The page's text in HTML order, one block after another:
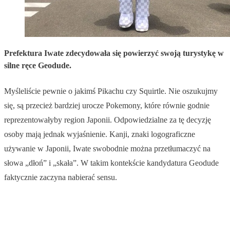
Prefektura Iwate zdecydowała się powierzyć swoją turystykę w
silne ręce Geodude.
Myśleliście pewnie o jakimś Pikachu czy Squirtle. Nie oszukujmy
się, są przecież bardziej urocze Pokemony, które równie godnie
reprezentowałyby region Japonii. Odpowiedzialne za tę decyzję
osoby mają jednak wyjaśnienie. Kanji, znaki logograficzne
używanie w Japonii, Iwate swobodnie można przetłumaczyć na
słowa „dłoń” i „skała”. W takim kontekście kandydatura Geodude
faktycznie zaczyna nabierać sensu.